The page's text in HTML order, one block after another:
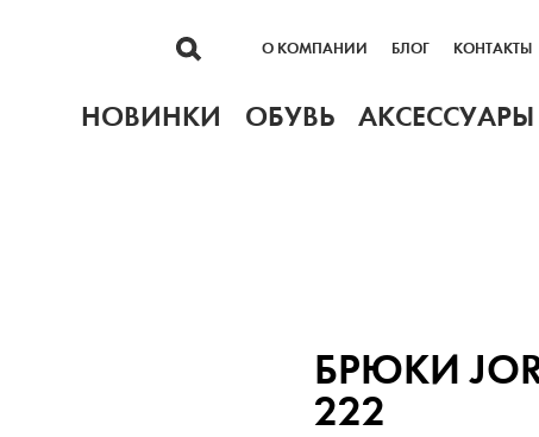
О КОМПАНИИ БЛОГ КОНТАКТЫ
НОВИНКИ ОБУВЬ АКСЕССУАРЫ
БРЮКИ
222